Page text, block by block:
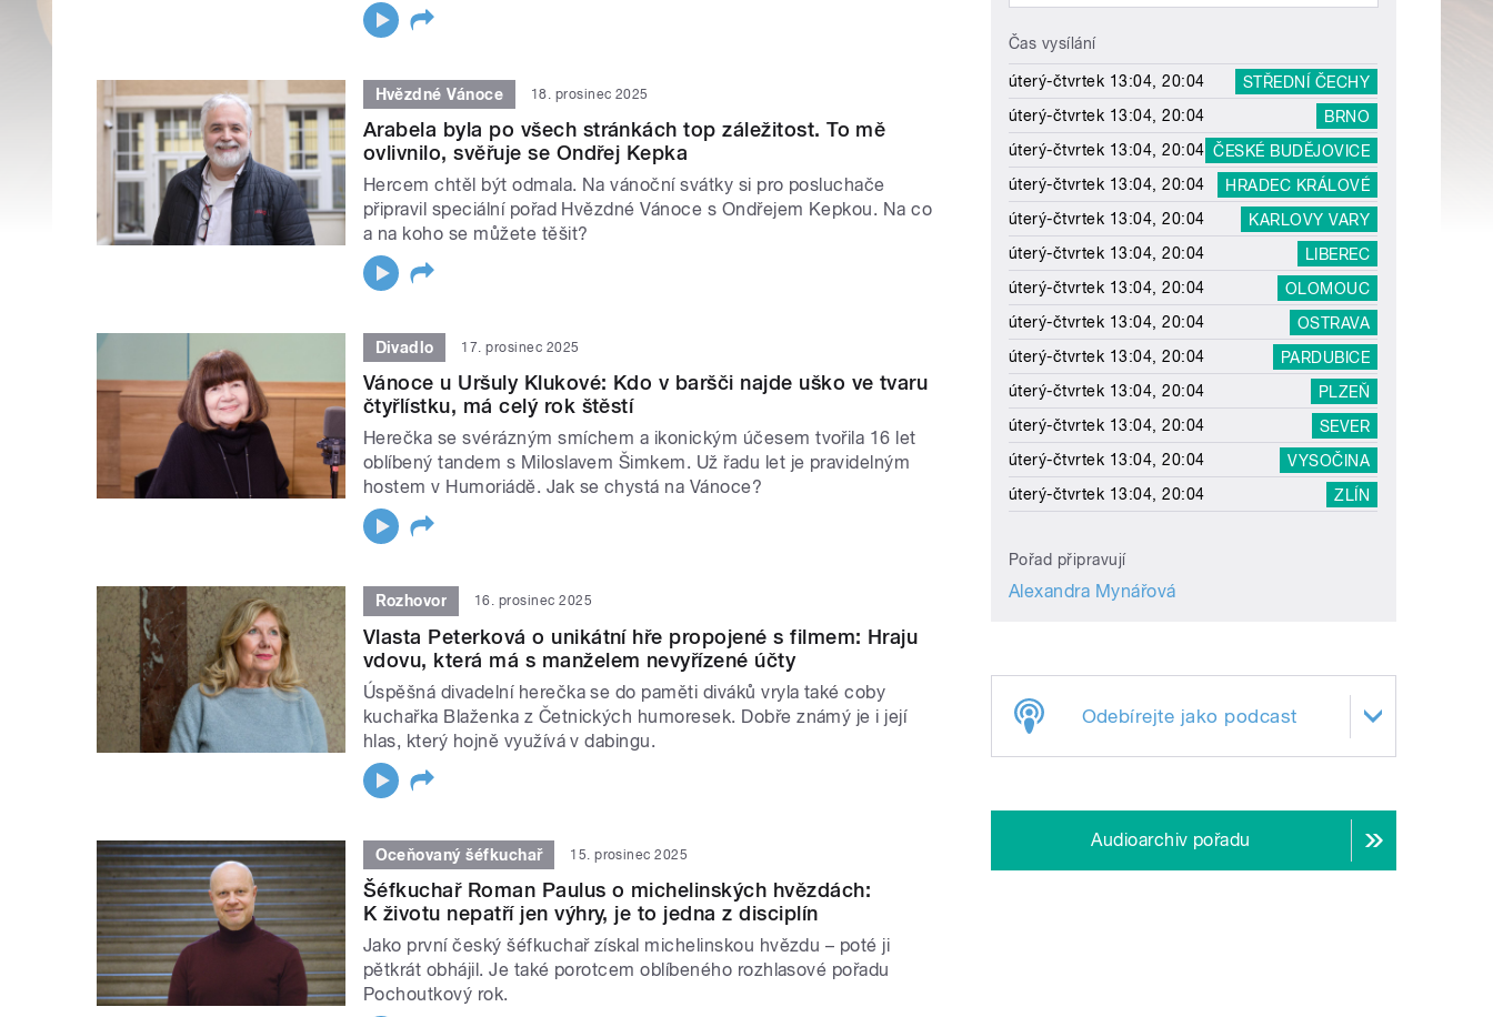
Hvězdné Vánoce 18. prosinec 2025
Arabela byla po všech stránkách top záležitost. To mě
ovlivnilo, svěřuje se Ondřej Kepka
Hercem chtěl být odmala. Na vánoční svátky si pro posluchače
připravil speciální pořad Hvězdné Vánoce s Ondřejem Kepkou. Na co
a na koho se můžete těšit?
Divadlo 17. prosinec 2025
Vánoce u Uršuly Klukové: Kdo v baršči najde uško ve tvaru
čtyřlístku, má celý rok štěstí
Herečka se svérázným smíchem a ikonickým účesem tvořila 16 let
oblíbený tandem s Miloslavem Šimkem. Už řadu let je pravidelným
hostem v Humoriádě. Jak se chystá na Vánoce?
Rozhovor 16. prosinec 2025
Vlasta Peterková o unikátní hře propojené s filmem: Hraju
vdovu, která má s manželem nevyřízené účty
Úspěšná divadelní herečka se do paměti diváků vryla také coby
kuchařka Blaženka z Četnických humoresek. Dobře známý je i její
hlas, který hojně využívá v dabingu.
Oceňovaný šéfkuchař 15. prosinec 2025
Šéfkuchař Roman Paulus o michelinských hvězdách:
K životu nepatří jen výhry, je to jedna z disciplín
Jako první český šéfkuchař získal michelinskou hvězdu – poté ji
pětkrát obhájil. Je také porotcem oblíbeného rozhlasové pořadu
Pochoutkový rok.
Čas vysílání
úterý-čtvrtek 13:04, 20:04
STŘEDNÍ ČECHY
úterý-čtvrtek 13:04, 20:04
BRNO
úterý-čtvrtek 13:04, 20:04 ČESKÉ BUDĚJOVICE
úterý-čtvrtek 13:04, 20:04
HRADEC KRÁLOVÉ
úterý-čtvrtek 13:04, 20:04
KARLOVY VARY
úterý-čtvrtek 13:04, 20:04
LIBEREC
úterý-čtvrtek 13:04, 20:04
OLOMOUC
úterý-čtvrtek 13:04, 20:04
OSTRAVA
úterý-čtvrtek 13:04, 20:04
PARDUBICE
úterý-čtvrtek 13:04, 20:04
PLZEŇ
úterý-čtvrtek 13:04, 20:04
SEVER
úterý-čtvrtek 13:04, 20:04
VYSOČINA
úterý-čtvrtek 13:04, 20:04
ZLÍN
Pořad připravují
Alexandra Mynářová
Odebírejte jako podcast
Audioarchiv pořadu